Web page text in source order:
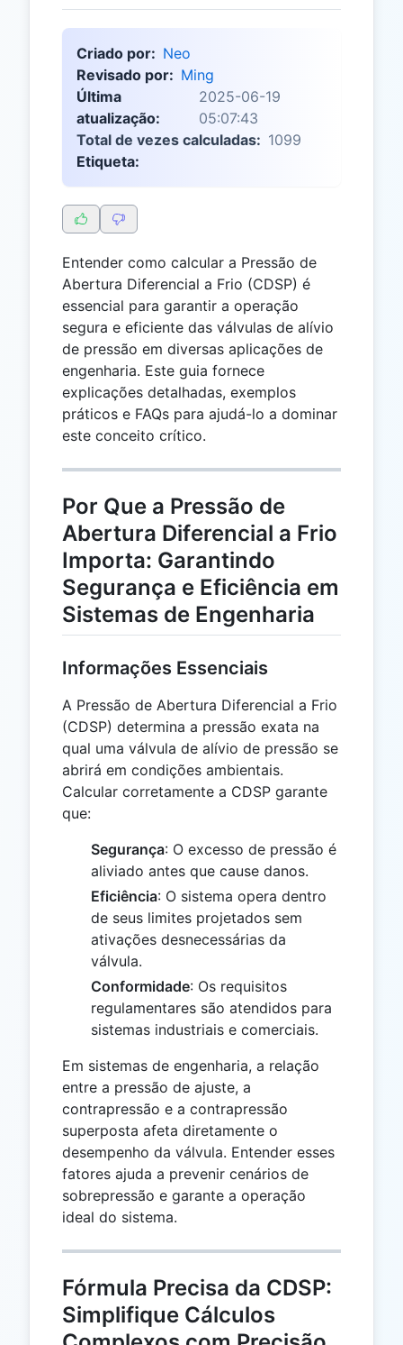
Criado por: Neo
Revisado por: Ming
Última
atualização:
2025-06-19
05:07:43
Total de vezes calculadas: 1099
Etiqueta:
Entender como calcular a Pressão de
Abertura Diferencial a Frio (CDSP) é
essencial para garantir a operação
segura e eficiente das válvulas de alívio
de pressão em diversas aplicações de
engenharia. Este guia fornece
explicações detalhadas, exemplos
práticos e FAQs para ajudá-lo a dominar
este conceito crítico.
Por Que a Pressão de
Abertura Diferencial a Frio
Importa: Garantindo
Segurança e Eficiência em
Sistemas de Engenharia
Informações Essenciais
A Pressão de Abertura Diferencial a Frio
(CDSP) determina a pressão exata na
qual uma válvula de alívio de pressão se
abrirá em condições ambientais.
Calcular corretamente a CDSP garante
que:
Segurança: O excesso de pressão é
aliviado antes que cause danos.
Eficiência: O sistema opera dentro
de seus limites projetados sem
ativações desnecessárias da
válvula.
Conformidade: Os requisitos
regulamentares são atendidos para
sistemas industriais e comerciais.
Em sistemas de engenharia, a relação
entre a pressão de ajuste, a
contrapressão e a contrapressão
superposta afeta diretamente o
desempenho da válvula. Entender esses
fatores ajuda a prevenir cenários de
sobrepressão e garante a operação
ideal do sistema.
Fórmula Precisa da CDSP:
Simplifique Cálculos